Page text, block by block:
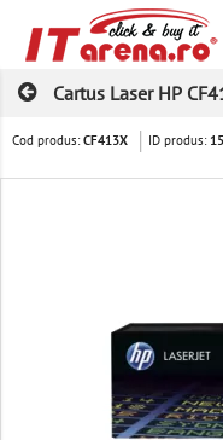
Cartus Laser HP
Cod produs:CF413X ID produs: